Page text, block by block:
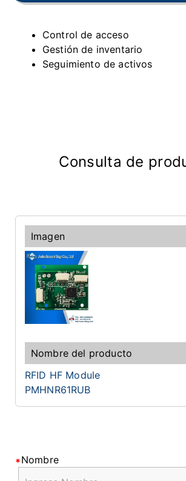
Control de acceso
Gestión de inventario
Seguimiento de activos
Consulta de
RFID HF Module
PMHNR61RUB
Nombre